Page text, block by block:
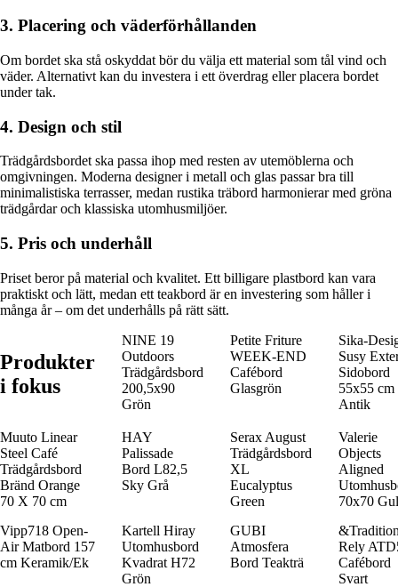
3. Placering och väderförhållanden
Om bordet ska stå oskyddat bör du välja ett material som tål vind och
väder. Alternativt kan du investera i ett överdrag eller placera bordet
under tak.
4. Design och stil
Trädgårdsbordet ska passa ihop med resten av utemöblerna och
omgivningen. Moderna designer i metall och glas passar bra till
minimalistiska terrasser, medan rustika träbord harmonierar med gröna
trädgårdar och klassiska utomhusmiljöer.
5. Pris och underhåll
Priset beror på material och kvalitet. Ett billigare plastbord kan vara
praktiskt och lätt, medan ett teakbord är en investering som håller i
många år – om det underhålls på rätt sätt.
Produkter
i fokus
NINE 19
Outdoors
Trädgårdsbord
200,5x90
Grön
Petite Friture
WEEK-END
Cafébord
Glasgrön
Sika-
Susy
Sidobord
55x55 cm
Antik
Muuto Linear
Steel Café
Trädgårdsbord
Bränd Orange
70 X 70 cm
HAY
Palissade
Bord L82,5
Sky Grå
Serax August
Trädgårdsbord
XL
Eucalyptus
Green
Valerie
Objects
Aligned
70x70 Gul
Vipp718 Open-
Air Matbord 157
cm Keramik/Ek
Kartell Hiray
Utomhusbord
Kvadrat H72
Grön
GUBI
Atmosfera
Bord Teakträ
Rely
Cafébord
Svart